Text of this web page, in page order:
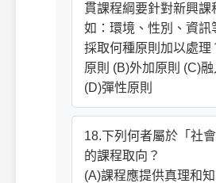
貫課程綱要針對新興課
如：環境、性別、資訊
採取何種原則加以處理
原則 (B)外加原則 (C)融
(D)彈性原則
18.下列何者屬於「社會
的課程取向？
(A)課程應提供真理和